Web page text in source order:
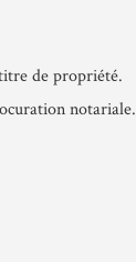
de propriété.
notariale.